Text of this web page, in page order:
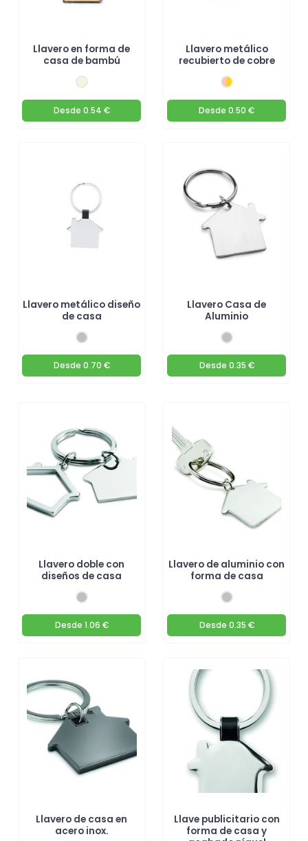
Llavero en forma de
casa de bambú
Desde 0.54 €
Llavero metálico
recubierto de cobre
Desde 0.50 €
Llavero metálico diseño
de casa
Desde 0.70 €
Llavero Casa de
Aluminio
Desde 0.35 €
Llavero doble con
diseños de casa
Desde 1.06 €
Llavero de aluminio con
forma de casa
Desde 0.35 €
Llavero de casa en
acero inox.
Llave publicitario con
forma de casa y